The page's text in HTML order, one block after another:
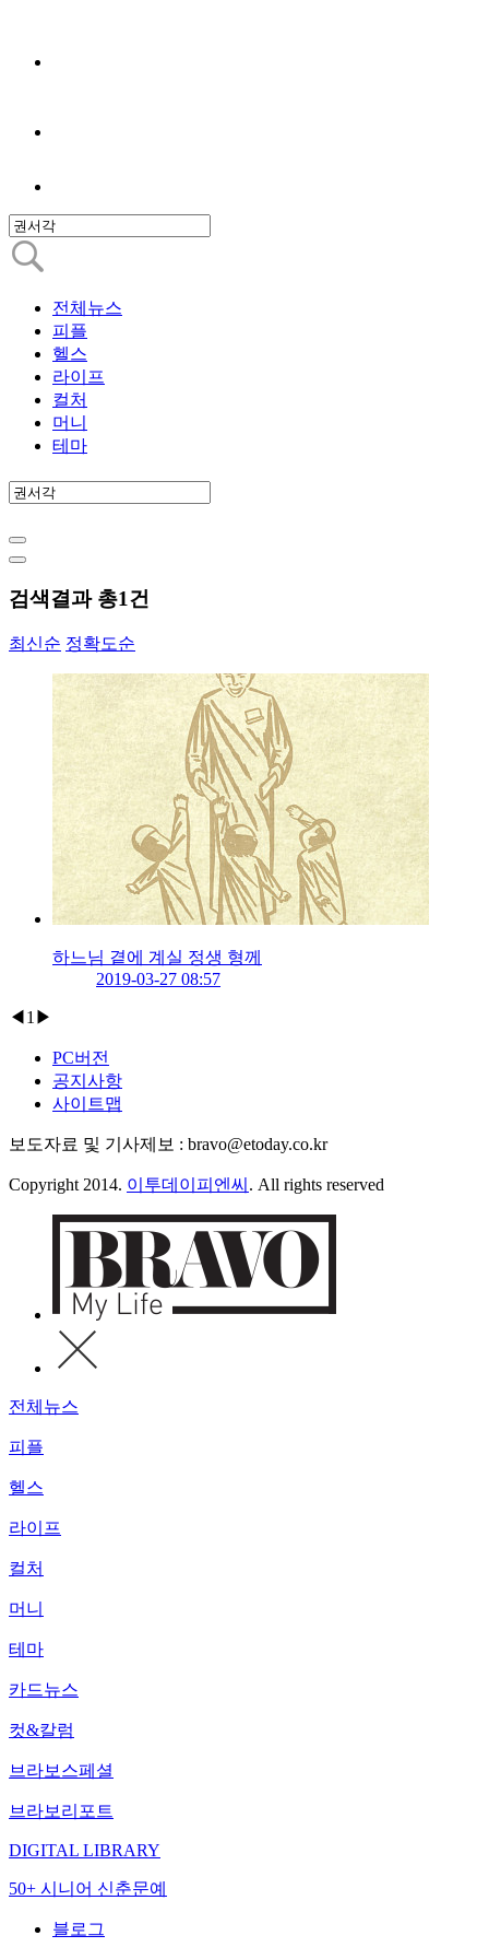
전체뉴스
피플
헬스
라이프
컬처
머니
테마
검색결과 총1건
최신순 정확도순
하느님 곁에 계실 정생 형께
2019-03-27 08:57
◀ 1 ▶
PC버전
공지사항
사이트맵
보도자료 및 기사제보 : bravo@etoday.co.kr
Copyright 2014. 이투데이피엔씨 . All rights reserved
전체뉴스
피플
헬스
라이프
컬처
머니
테마
카드뉴스
컷&칼럼
브라보스페셜
브라보리포트
DIGITAL LIBRARY
50+ 시니어 신춘문예
블로그